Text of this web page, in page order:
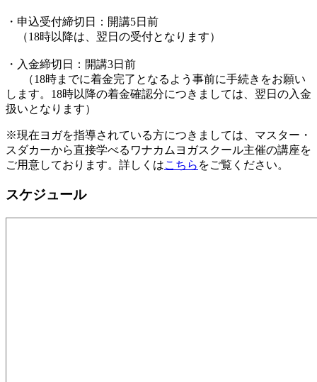
・申込受付締切日：開講5日前
（18時以降は、翌日の受付となります）
・入金締切日：開講3日前
（18時までに着金完了となるよう事前に手続きをお願い
します。18時以降の着金確認分につきましては、翌日の入金
扱いとなります）
※現在ヨガを指導されている方につきましては、マスター・
スダカーから直接学べるワナカムヨガスクール主催の講座を
ご用意しております。詳しくはこちら をご覧ください。
スケジュール